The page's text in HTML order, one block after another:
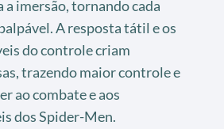
imersão, tornando cada
A resposta tátil e os
do controle criam
trazendo maior controle e
ao combate e aos
dos Spider-Men.